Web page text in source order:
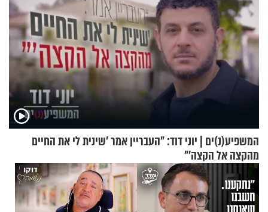
המשפיע(נ)ים | יוני דוד: "העבריין אמר 'שינית לי את החיים
מהקצה אל הקצה'"